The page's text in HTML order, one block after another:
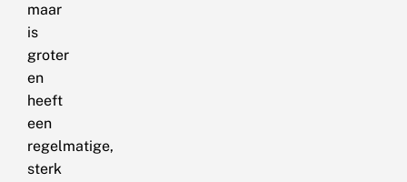
maar
is
groter
en
heeft
een
regelmatige,
sterk